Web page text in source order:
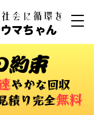
会に循環を
マちゃん
約束
やかな回収
り完全無料